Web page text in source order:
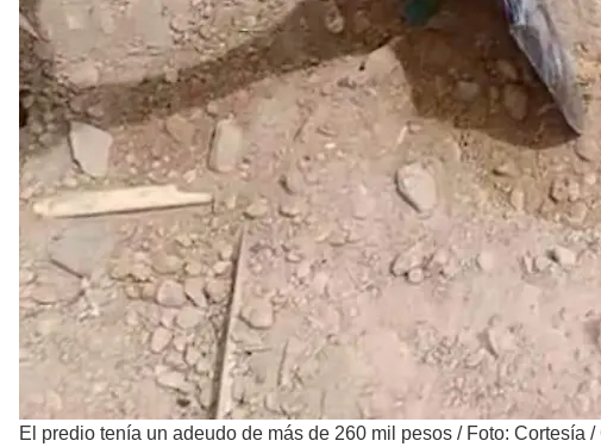
El predio tenía un adeudo de más de 260 mil pesos / Foto: Cortesía